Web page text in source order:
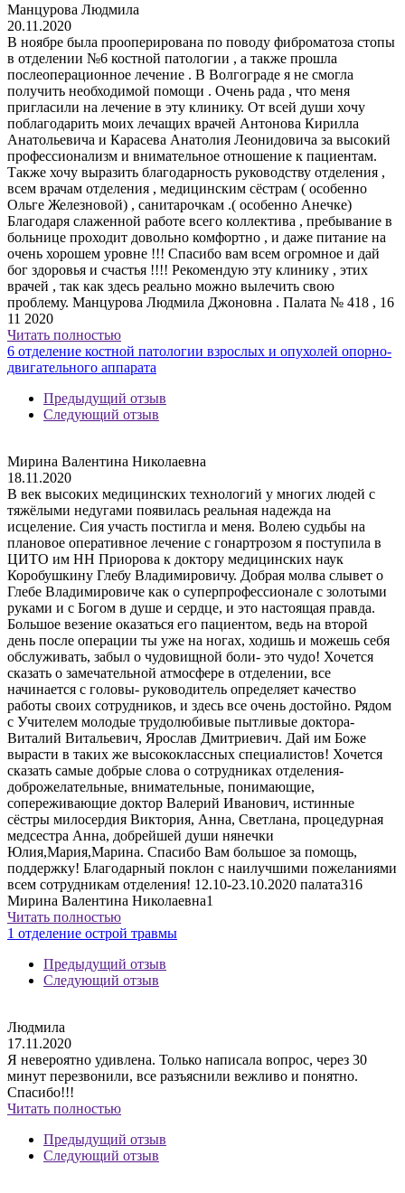
Манцурова Людмила
20.11.2020
В ноябре была прооперирована по поводу фиброматоза стопы
в отделении №6 костной патологии , а также прошла
послеоперационное лечение . В Волгограде я не смогла
получить необходимой помощи . Очень рада , что меня
пригласили на лечение в эту клинику. От всей души хочу
поблагодарить моих лечащих врачей Антонова Кирилла
Анатольевича и Карасева Анатолия Леонидовича за высокий
профессионализм и внимательное отношение к пациентам.
Также хочу выразить благодарность руководству отделения ,
всем врачам отделения , медицинским сёстрам ( особенно
Ольге Железновой) , санитарочкам .( особенно Анечке)
Благодаря слаженной работе всего коллектива , пребывание в
больнице проходит довольно комфортно , и даже питание на
очень хорошем уровне !!! Спасибо вам всем огромное и дай
бог здоровья и счастья !!!! Рекомендую эту клинику , этих
врачей , так как здесь реально можно вылечить свою
проблему. Манцурова Людмила Джоновна . Палата № 418 , 16
11 2020
Читать полностью
6 отделение костной патологии взрослых и опухолей опорно-
двигательного аппарата
Предыдущий отзыв
Следующий отзыв
Мирина Валентина Николаевна
18.11.2020
В век высоких медицинских технологий у многих людей с
тяжёлыми недугами появилась реальная надежда на
исцеление. Сия участь постигла и меня. Волею судьбы на
плановое оперативное лечение с гонартрозом я поступила в
ЦИТО им НН Приорова к доктору медицинских наук
Коробушкину Глебу Владимировичу. Добрая молва слывет о
Глебе Владимировиче как о суперпрофессионале с золотыми
руками и с Богом в душе и сердце, и это настоящая правда.
Большое везение оказаться его пациентом, ведь на второй
день после операции ты уже на ногах, ходишь и можешь себя
обслуживать, забыл о чудовищной боли- это чудо! Хочется
сказать о замечательной атмосфере в отделении, все
начинается с головы- руководитель определяет качество
работы своих сотрудников, и здесь все очень достойно. Рядом
с Учителем молодые трудолюбивые пытливые доктора-
Виталий Витальевич, Ярослав Дмитриевич. Дай им Боже
вырасти в таких же высококлассных специалистов! Хочется
сказать самые добрые слова о сотрудниках отделения-
доброжелательные, внимательные, понимающие,
сопереживающие доктор Валерий Иванович, истинные
сёстры милосердия Виктория, Анна, Светлана, процедурная
медсестра Анна, добрейшей души нянечки
Юлия,Мария,Марина. Спасибо Вам большое за помощь,
поддержку! Благодарный поклон с наилучшими пожеланиями
всем сотрудникам отделения! 12.10-23.10.2020 палата316
Мирина Валентина Николаевна1
Читать полностью
1 отделение острой травмы
Предыдущий отзыв
Следующий отзыв
Людмила
17.11.2020
Я невероятно удивлена. Только написала вопрос, через 30
минут перезвонили, все разъяснили вежливо и понятно.
Спасибо!!!
Читать полностью
Предыдущий отзыв
Следующий отзыв